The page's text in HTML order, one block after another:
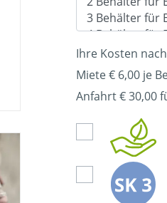
Ihre Kosten
Miete € 6,00 je
Anfahrt € 30,00